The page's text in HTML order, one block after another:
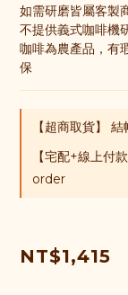
如需研磨皆屬客製
不提供義式咖啡機
咖啡為農產品，有
保
【超商取貨】
【宅配+線上付
order
NT$1,415